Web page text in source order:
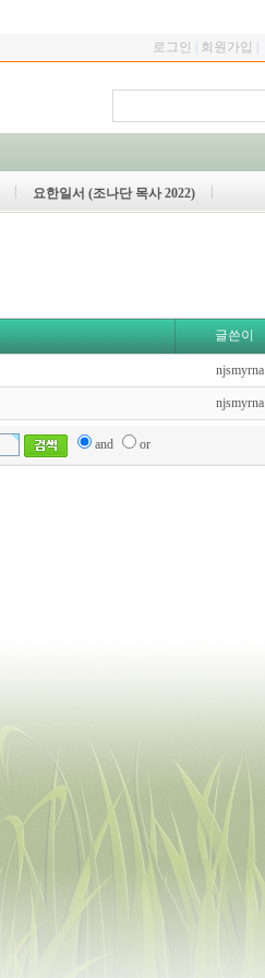
로그인 회원가입
요한일서 (조나단 목사 2022)
글쓴이
njsmyrna
njsmyrna
and or